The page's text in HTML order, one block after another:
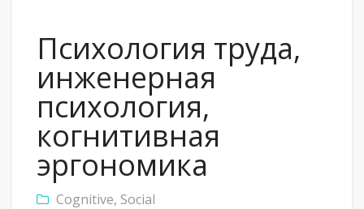
Психология труда,
инженерная
психология,
когнитивная
эргономика
Cognitive, Social